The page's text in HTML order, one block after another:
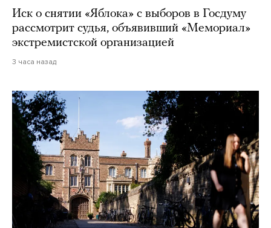
Иск о снятии «Яблока» с выборов в Госдуму
рассмотрит судья, объявивший «Мемориал»
экстремистской организацией
3 часа назад